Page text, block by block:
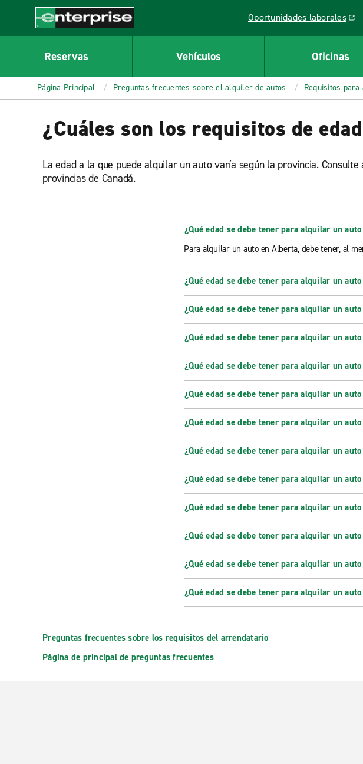
CONTENT
Enterprise
Oportunidades laborales
Link opens in a new window
Reservas Vehículos Oficinas
Página Principal Preguntas frecuentes sobre el alquiler de autos Requisitos
¿Cuáles son los requisitos de
La edad a la que puede alquilar un auto varía según la provincia.
provincias de Canadá.
¿Qué edad se debe tener para alquilar un
Para alquilar un auto en Alberta, debe tener, al
¿Qué edad se debe tener para alquilar un
¿Qué edad se debe tener para alquilar un
¿Qué edad se debe tener para alquilar un
¿Qué edad se debe tener para alquilar un
¿Qué edad se debe tener para alquilar un
¿Qué edad se debe tener para alquilar un
¿Qué edad se debe tener para alquilar un
¿Qué edad se debe tener para alquilar un
¿Qué edad se debe tener para alquilar un
¿Qué edad se debe tener para alquilar un auto
¿Qué edad se debe tener para alquilar un
¿Qué edad se debe tener para alquilar un
Preguntas frecuentes sobre los requisitos del arrendatario
Página de principal de preguntas frecuentes